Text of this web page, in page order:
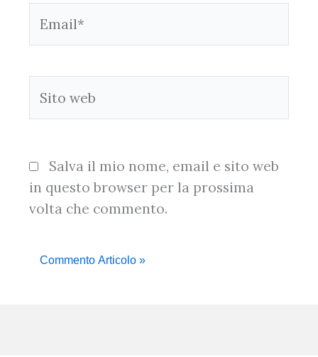
web
Salva il mio nome, email e sito web
in questo browser per la prossima
volta che commento.